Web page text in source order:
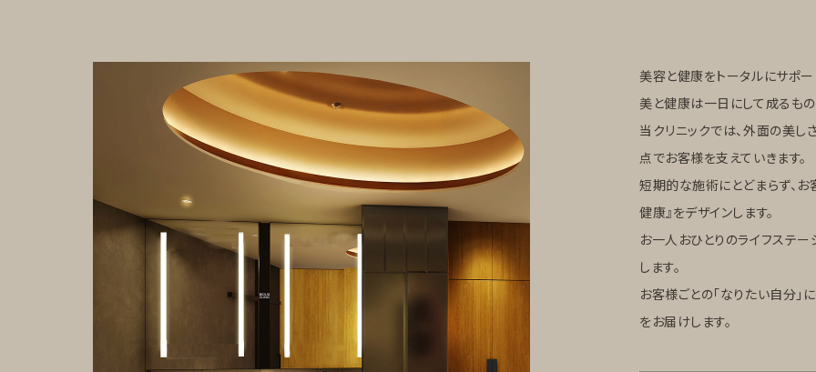
美容と健康をトータルにサポー
美と健康は一日にして成るもの
当クリニックでは、外面の美
点でお客様を支えていきます。
短期的な施術にとどまらず、
健康』をデザインします。
お一人おひとりのライフステ
します。
お客様ごとの「なりたい自分
をお届けします。